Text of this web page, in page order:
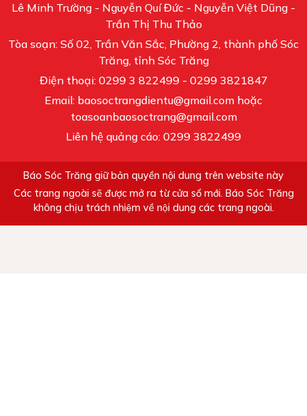
Lê Minh Trường - Nguyễn Quí Đức - Nguyễn Việt Dũng -
Trần Thị Thu Thảo
Tòa soạn: Số 02, Trần Văn Sắc, Phường 2, thành phố Sóc
Trăng, tỉnh Sóc Trăng
Điện thoại: 0299 3 822499 - 0299 3821847
Email: baosoctrangdientu@gmail.com hoặc
toasoanbaosoctrang@gmail.com
Liên hệ quảng cáo: 0299 3822499
Báo Sóc Trăng giữ bản quyền nội dung trên website này
Các trang ngoài sẽ được mở ra từ cửa sổ mới. Báo Sóc Trăng
không chịu trách nhiệm về nội dung các trang ngoài.